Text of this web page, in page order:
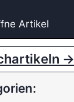
Artikel
→